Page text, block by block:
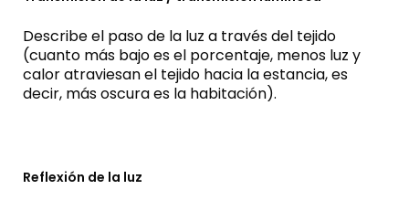
Describe el paso de la luz a través del tejido
(cuanto más bajo es el porcentaje, menos luz y
calor atraviesan el tejido hacia la estancia, es
decir, más oscura es la habitación).
Reflexión de la luz